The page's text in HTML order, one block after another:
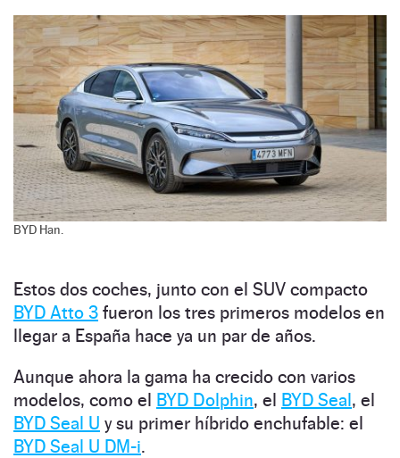
BYD Han.
Estos dos coches, junto con el SUV compacto
BYD Atto 3 fueron los tres primeros modelos en
llegar a España hace ya un par de años.
Aunque ahora la gama ha crecido con varios
modelos, como el BYD Dolphin, el BYD Seal, el
BYD Seal U y su primer híbrido enchufable: el
BYD Seal U DM-i.